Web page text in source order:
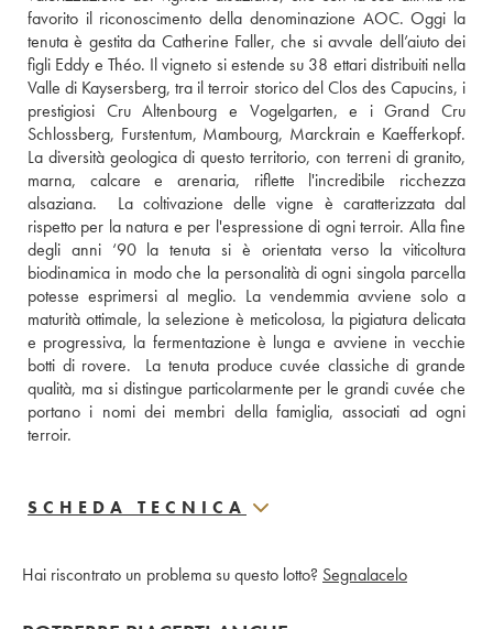
favorito il riconoscimento della denominazione AOC. Oggi la
tenuta è gestita da Catherine Faller, che si avvale dell’aiuto dei
figli Eddy e Théo. Il vigneto si estende su 38 ettari distribuiti nella
Valle di Kaysersberg, tra il terroir storico del Clos des Capucins, i
prestigiosi Cru Altenbourg e Vogelgarten, e i Grand Cru
Schlossberg, Furstentum, Mambourg, Marckrain e Kaefferkopf.
La diversità geologica di questo territorio, con terreni di granito,
marna, calcare e arenaria, riflette l'incredibile ricchezza
alsaziana.  La coltivazione delle vigne è caratterizzata dal
rispetto per la natura e per l'espressione di ogni terroir. Alla fine
degli anni ‘90 la tenuta si è orientata verso la viticoltura
biodinamica in modo che la personalità di ogni singola parcella
potesse esprimersi al meglio. La vendemmia avviene solo a
maturità ottimale, la selezione è meticolosa, la pigiatura delicata
e progressiva, la fermentazione è lunga e avviene in vecchie
botti di rovere.  La tenuta produce cuvée classiche di grande
qualità, ma si distingue particolarmente per le grandi cuvée che
portano i nomi dei membri della famiglia, associati ad ogni
terroir.
SCHEDA TECNICA
Hai riscontrato un problema su questo lotto? Segnalacelo